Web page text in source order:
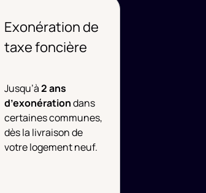
Exonération de
taxe foncière
Jusqu’à2 ans
d’exonérationdans
certaines communes,
dès la livraison de
votre logement neuf.